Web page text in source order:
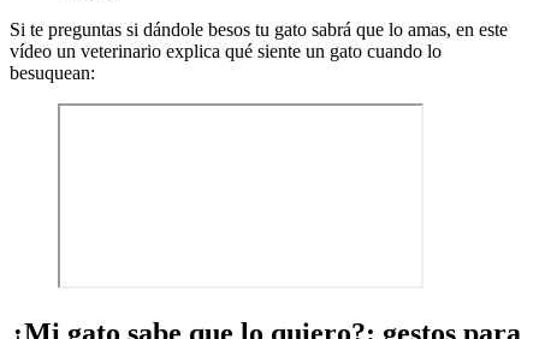
Si te preguntas si dándole besos tu gato sabrá que lo amas, en este
vídeo un veterinario explica qué siente un gato cuando lo
besuquean:
¿Mi gato sabe que lo quiero?: gestos para